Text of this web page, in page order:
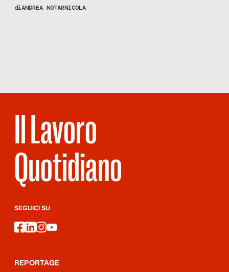
World Economic Forum elabora sempre nuove soluzioni
diANDREA NOTARNICOLA
Il Lavoro
Quotidiano
SEGUICI SU
facebook
linkedin
instagram
youtube
REPORTAGE